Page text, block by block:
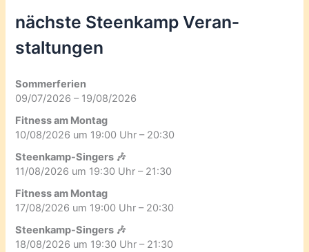
nächste Steenkamp Veran­
staltungen
Sommerferien
09/07/2026 – 19/08/2026
Fitness am Montag
10/08/2026 um 19:00 Uhr – 20:30
Steenkamp-Singers 🎶
11/08/2026 um 19:30 Uhr – 21:30
Fitness am Montag
17/08/2026 um 19:00 Uhr – 20:30
Steenkamp-Singers 🎶
18/08/2026 um 19:30 Uhr – 21:30